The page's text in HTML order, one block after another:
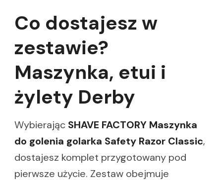
Co dostajesz w
zestawie?
Maszynka, etui i
żylety Derby
Wybierając SHAVE FACTORY Maszynka
do golenia golarka Safety Razor Classic,
dostajesz komplet przygotowany pod
pierwsze użycie. Zestaw obejmuje